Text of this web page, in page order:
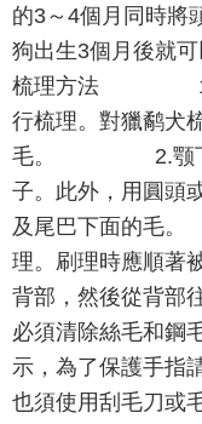
的3～4個月同時將
狗出生3個月後
梳理方法 1.使
行梳理。對獵鹬犬
毛。 2.颚下、
子。此外，用圓頭
及尾巴下面的
理。刷理時應順著
背部，然後從
必須清除絲毛和鋼
示，為了保護
也須使用刮毛刀或